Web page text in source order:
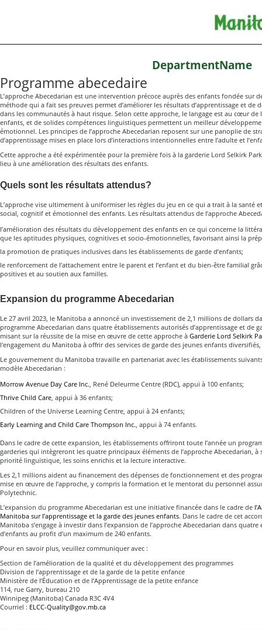
DepartmentName
Programme abecedaire
L’approche Abecedarian est une intervention précoce auprès des enfants fondée sur
méthode qui a fait ses preuves permet d’améliorer les résultats d’apprentissage et de
dans les communautés à haut risque. Selon cette approche, le langage est au cœur de
enfants, et de solides compétences linguistiques permettent un meilleur
émotionnel. Les principes de l’approche Abecedarian reposent sur une panoplie de
d’apprentissage mises en place lors d’interactions intentionnelles entre l’adulte et
Cette approche a été expérimentée pour la première fois à la garderie Lord Selkirk
lieu à une amélioration des résultats des enfants.
Quels sont les résultats attendus?
L’approche vise ultimement à uniformiser les règles du jeu en ce qui a trait à la santé
social, cognitif et émotionnel des enfants. Les résultats attendus de l’approche
l’amélioration des résultats du développement des enfants en ce qui concerne la
que les aptitudes physiques, cognitives et socio-émotionnelles, favorisant ainsi la
la promotion de pratiques inclusives dans les établissements de garde d’enfants;
le renforcement de l’attachement entre le parent et l’enfant et du bien-être familial
positives et au soutien aux familles.
Expansion du programme Abecedarian
Le 27 avril 2023, le Manitoba a annoncé un investissement de 2,1 millions de dollars
programme Abecedarian dans quatre établissements autorisés d’apprentissage et de
misant sur la réussite de la mise en œuvre de cette approche à Garderie Lord Selkirk
l'engagement du Manitoba à offrir des services de garde des jeunes enfants
Le gouvernement du Manitoba travaille en partenariat avec les établissements
modèle Abecedarian :
Morrow Avenue Day Care Inc., René Deleurme Centre (RDC), appui à 100 enfants;
Thrive Child Care, appui à 36 enfants;
Children of the Universe Learning Centre, appui à 24 enfants;
Early Learning and Child Care Thompson Inc., appui à 74 enfants.
Dans le cadre de cette expansion, les établissements offriront toute l’année un
garderies qui intègreront les quatre principaux éléments de l’approche Abecedarian, à
priorité linguistique, les soins enrichis et la lecture interactive.
Les 2,1 millions aident au financement des dépenses de fonctionnement et des
mise en œuvre de l’approche, y compris la formation et le mentorat du personnel
Polytechnic.
L’expansion du programme Abecedarian est une initiative financée dans le cadre de
Manitoba sur l’apprentissage et la garde des jeunes enfants. Dans le cadre de cet
Manitoba s’engage à investir dans l’expansion de l’approche Abecedarian dans
d’enfants au profit d’un maximum de 240 enfants.
Pour en savoir plus, veuillez communiquer avec :
Section de l’amélioration de la qualité et du développement des programmes
Division de l’apprentissage et de la garde de la petite enfance
Ministère de l’Éducation et de l’Apprentissage de la petite enfance
114, rue Garry, bureau 210
Winnipeg (Manitoba) Canada R3C 4V4
Courriel : ELCC-Quality@gov.mb.ca